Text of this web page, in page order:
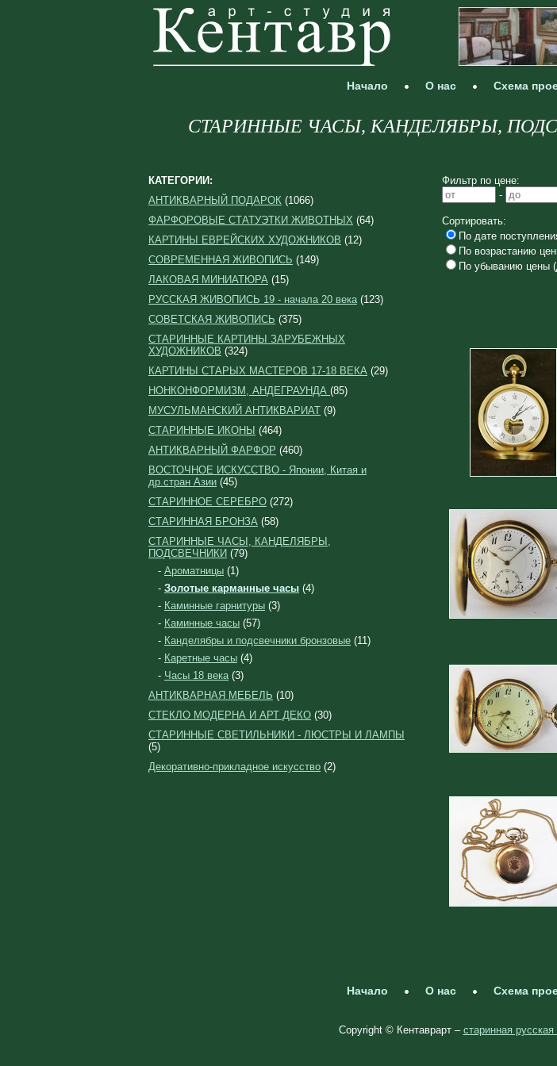
Начало О нас Схема
СТАРИННЫЕ ЧАСЫ, КАНДЕЛЯБРЫ,
КАТЕГОРИИ:
АНТИКВАРНЫЙ ПОДАРОК (1066)
ФАРФОРОВЫЕ СТАТУЭТКИ ЖИВОТНЫХ (64)
КАРТИНЫ ЕВРЕЙСКИХ ХУДОЖНИКОВ (12)
СОВРЕМЕННАЯ ЖИВОПИСЬ (149)
ЛАКОВАЯ МИНИАТЮРА (15)
РУССКАЯ ЖИВОПИСЬ 19 - начала 20 века(123)
СОВЕТСКАЯ ЖИВОПИСЬ (375)
СТАРИННЫЕ КАРТИНЫ ЗАРУБЕЖНЫХ
ХУДОЖНИКОВ (324)
КАРТИНЫ СТАРЫХ МАСТЕРОВ 17-18 ВЕКА (29)
НОНКОНФОРМИЗМ, АНДЕГРАУНДА (85)
МУСУЛЬМАНСКИЙ АНТИКВАРИАТ (9)
СТАРИННЫЕ ИКОНЫ (464)
АНТИКВАРНЫЙ ФАРФОР (460)
ВОСТОЧНОЕ ИСКУССТВО - Японии, Китая и
др.стран Азии (45)
СТАРИННОЕ СЕРЕБРО (272)
СТАРИННАЯ БРОНЗА (58)
СТАРИННЫЕ ЧАСЫ, КАНДЕЛЯБРЫ,
ПОДСВЕЧНИКИ (79)
- Ароматницы (1)
- Золотые карманные часы (4)
- Каминные гарнитуры (3)
- Каминные часы (57)
- Канделябры и подсвечники бронзовые (11)
- Каретные часы (4)
- Часы 18 века(3)
АНТИКВАРНАЯ МЕБЕЛЬ (10)
СТЕКЛО МОДЕРНА И АРТ ДЕКО (30)
СТАРИННЫЕ СВЕТИЛЬНИКИ - ЛЮСТРЫ И ЛАМПЫ
(5)
Декоративно-прикладное искусство (2)
Фильтр по цене:
-
Сортировать:
По дате
По возрастанию
По убыванию цены
Начало О нас Схема
Copyright © Кентаврарт – старинная